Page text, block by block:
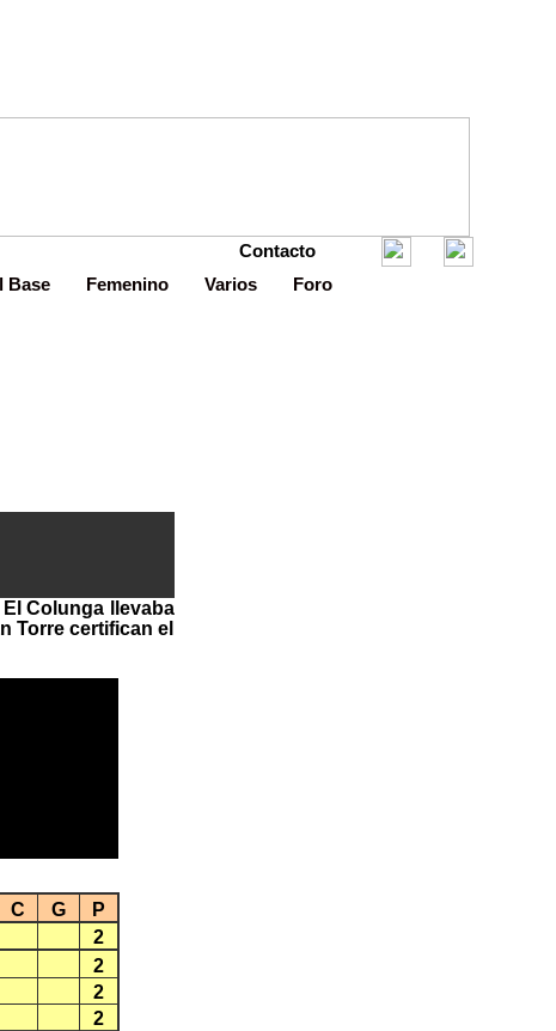
Contacto
Base Femenino Varios Foro
Colunga llevaba
Torre certifican el
C G
P
2
2
2
2